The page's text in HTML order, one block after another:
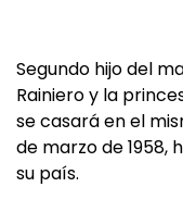
Segundo hijo del
Rainiero y la
se casará en el
de marzo de 1958,
su país.